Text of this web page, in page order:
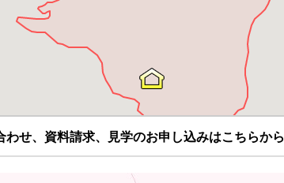
わせ、資料請求、見学のお申し込みはこちらから